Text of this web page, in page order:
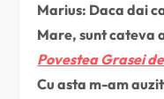
Marius: Daca dai
Mare, sunt cateva
Povestea Grasei
Cu asta m-am